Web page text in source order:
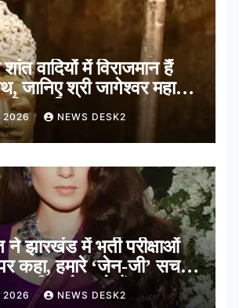
वादियों में विराजमान हैं
जानिए श्री जागेश्वर महादेव
इतिहास
2026 NEWS DESK2
ने झारखंड में भर्ती परीक्षाओं
कहा, हमारे ‘जेन-जी’ सच में
तकलीफ झेल रहे हैं
2026 NEWS DESK2